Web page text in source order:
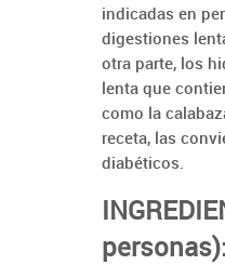
indicadas en
digestiones
otra parte, los
lenta que
como la
receta, las
diabéticos.